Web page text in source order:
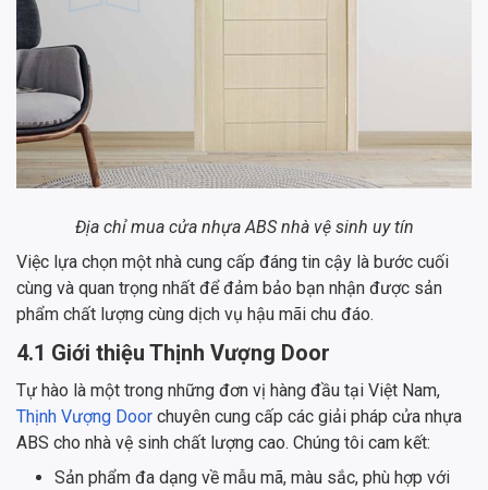
Địa chỉ mua cửa nhựa ABS nhà vệ sinh uy tín
Việc lựa chọn một nhà cung cấp đáng tin cậy là bước cuối
cùng và quan trọng nhất để đảm bảo bạn nhận được sản
phẩm chất lượng cùng dịch vụ hậu mãi chu đáo.
4.1 Giới thiệu Thịnh Vượng Door
Tự hào là một trong những đơn vị hàng đầu tại Việt Nam,
Thịnh Vượng Door chuyên cung cấp các giải pháp cửa nhựa
ABS cho nhà vệ sinh chất lượng cao. Chúng tôi cam kết:
Sản phẩm đa dạng về mẫu mã, màu sắc, phù hợp với